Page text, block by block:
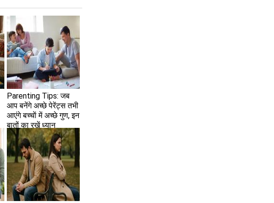
Parenting Tips: जब
आप बनेंगे अच्छे पेरेंट्स तभी
आएंगे बच्चाें में अच्छे गुण, इन
बातों का रखें ध्यान